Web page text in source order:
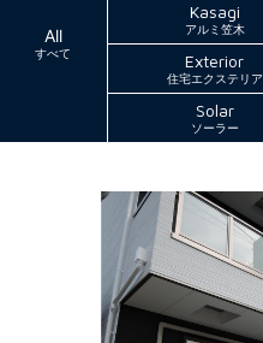
All
すべて
Kasagi
アルミ笠木
Exterior
住宅エクステリア
Solar
ソーラー